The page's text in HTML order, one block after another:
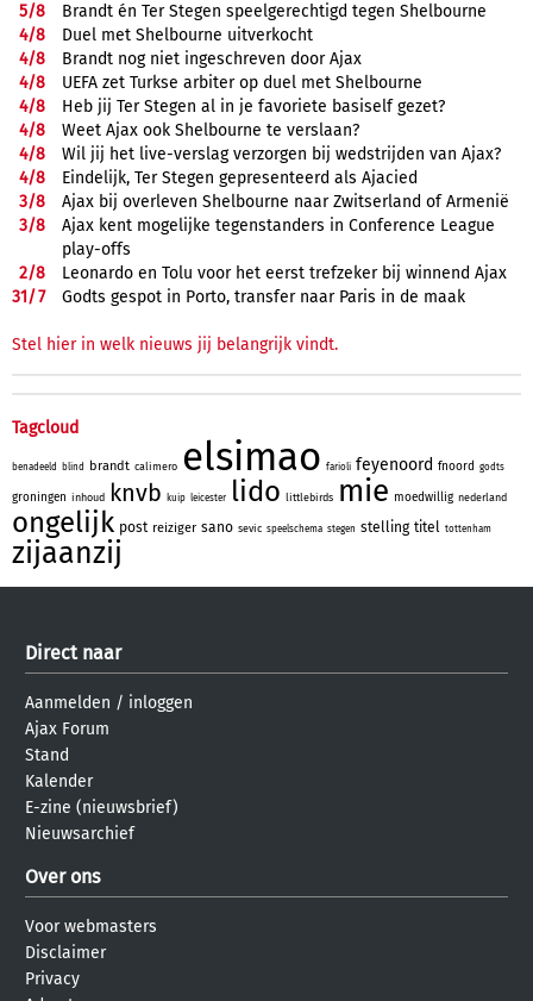
5/8
Brandt én Ter Stegen speelgerechtigd tegen Shelbourne
4/8
Duel met Shelbourne uitverkocht
4/8
Brandt nog niet ingeschreven door Ajax
4/8
UEFA zet Turkse arbiter op duel met Shelbourne
4/8
Heb jij Ter Stegen al in je favoriete basiself gezet?
4/8
Weet Ajax ook Shelbourne te verslaan?
4/8
Wil jij het live-verslag verzorgen bij wedstrijden van Ajax?
4/8
Eindelijk, Ter Stegen gepresenteerd als Ajacied
3/8
Ajax bij overleven Shelbourne naar Zwitserland of Armenië
3/8
Ajax kent mogelijke tegenstanders in Conference League
play-offs
2/8
Leonardo en Tolu voor het eerst trefzeker bij winnend Ajax
31/7 Godts gespot in Porto, transfer naar Paris in de maak
Stel hier in welk nieuws jij belangrijk vindt.
Tagcloud
benadeeld blind brandt calimero elsimao farioli feyenoord fnoord godts
groningen inhoud knvb kuip leicester lido littlebirds mie moedwillig nederland
ongelijk post reiziger sano sevic speelschema stegen stelling titel tottenham
zijaanzij
Direct naar
Aanmelden / inloggen
Ajax Forum
Stand
Kalender
E-zine (nieuwsbrief)
Nieuwsarchief
Over ons
Voor webmasters
Disclaimer
Privacy